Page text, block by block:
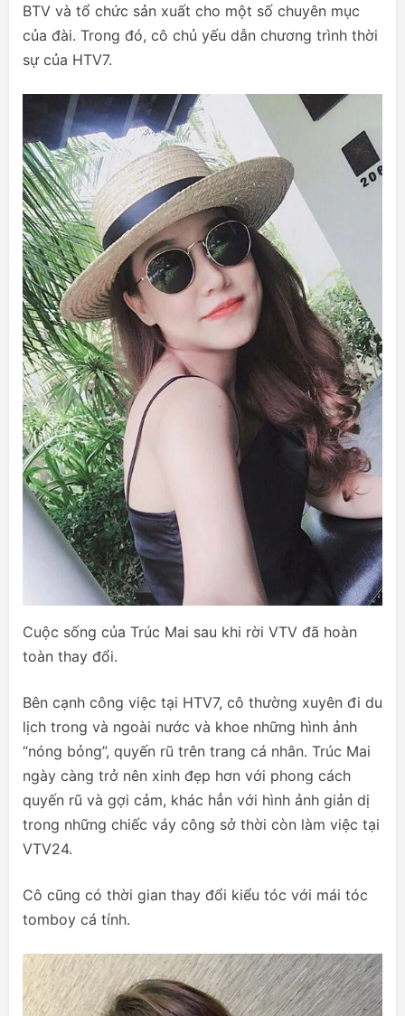
BTV và tổ chức sản xuất cho một số chuyên mục
của đài. Trong đó, cô chủ yếu dẫn chương trình thời
sự của HTV7.
Cuộc sống của Trúc Mai sau khi rời VTV đã hoàn
toàn thay đổi.
Bên cạnh công việc tại HTV7, cô thường xuyên đi du
lịch trong và ngoài nước và khoe những hình ảnh
“nóng bỏng”, quyến rũ trên trang cá nhân. Trúc Mai
ngày càng trở nên xinh đẹp hơn với phong cách
quyến rũ và gợi cảm, khác hẳn với hình ảnh giản dị
trong những chiếc váy công sở thời còn làm việc tại
VTV24.
Cô cũng có thời gian thay đổi kiểu tóc với mái tóc
tomboy cá tính.